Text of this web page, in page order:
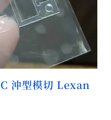
沖型模切 Lexan